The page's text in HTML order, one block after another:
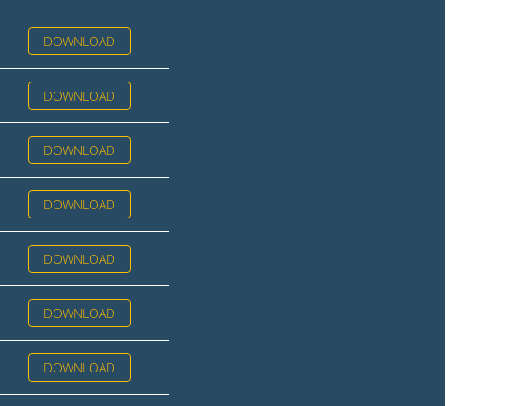
DOWNLOAD
DOWNLOAD
DOWNLOAD
DOWNLOAD
DOWNLOAD
DOWNLOAD
DOWNLOAD